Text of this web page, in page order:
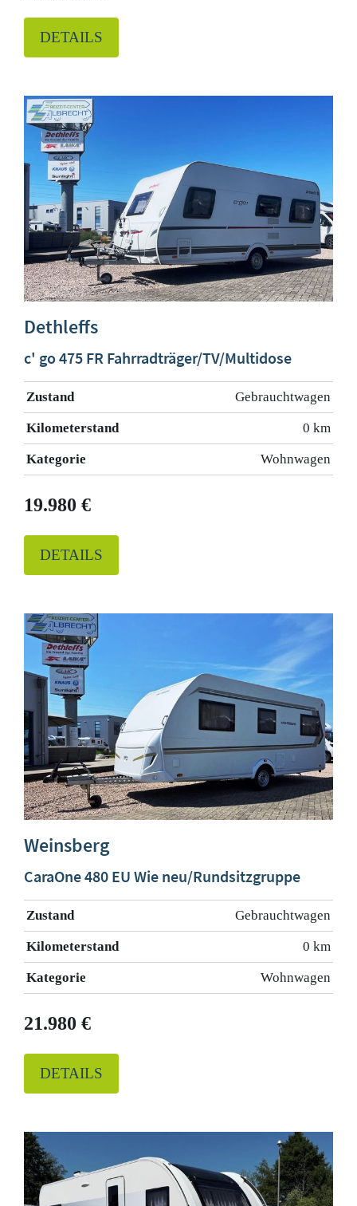
DETAILS
Dethleffs
c' go 475 FR Fahrradträger/TV/Multidose
Zustand Gebrauchtwagen
Kilometerstand 0 km
Kategorie Wohnwagen
19.980 €
DETAILS
Weinsberg
CaraOne 480 EU Wie neu/Rundsitzgruppe
Zustand Gebrauchtwagen
Kilometerstand 0 km
Kategorie Wohnwagen
21.980 €
DETAILS